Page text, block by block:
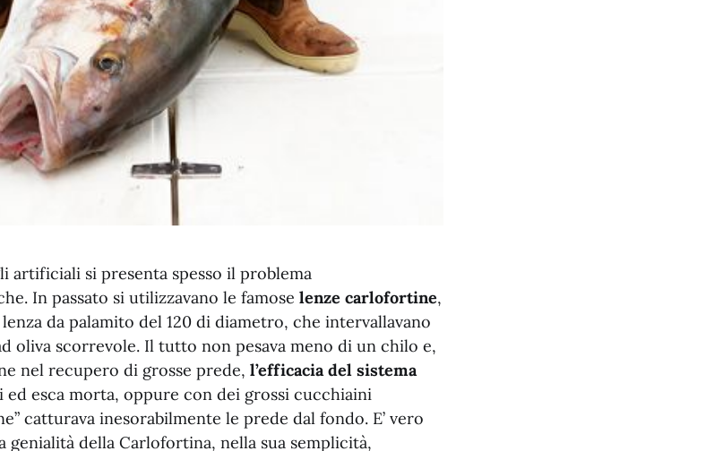
artificiali si presenta spesso il problema
In passato si utilizzavano le famose lenze carlofortine,
da palamito del 120 di diametro, che intervallavano
oliva scorrevole. Il tutto non pesava meno di un chilo e,
nel recupero di grosse prede, l’efficacia del sistema
ed esca morta, oppure con dei grossi cucchiaini
catturava inesorabilmente le prede dal fondo. E’ vero
genialità della Carlofortina, nella sua semplicità,